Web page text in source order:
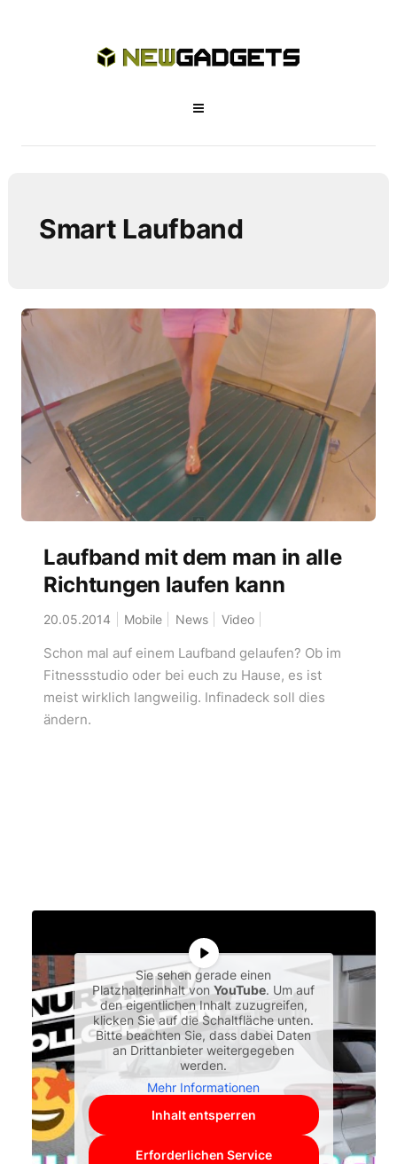
Smart Laufband
Laufband mit dem man in alle
Richtungen laufen kann
20.05.2014 Mobile News Video
Schon mal auf einem Laufband gelaufen? Ob im
Fitnessstudio oder bei euch zu Hause, es ist
meist wirklich langweilig. Infinadeck soll dies
ändern.
Sie sehen gerade einen
Platzhalterinhalt vonYouTube. Um auf
den eigentlichen Inhalt zuzugreifen,
klicken Sie auf die Schaltfläche unten.
Bitte beachten Sie, dass dabei Daten
an Drittanbieter weitergegeben
werden.
Mehr Informationen
Inhalt entsperren
Erforderlichen Service